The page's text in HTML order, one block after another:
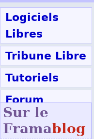
Logiciels
Libres
Tribune Libre
Tutoriels
Forum
Participer
Sur le
Framablog